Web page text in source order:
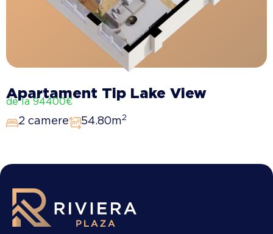
Apartament Tip Lake View
de la 94400€
2 camere 54.80m2